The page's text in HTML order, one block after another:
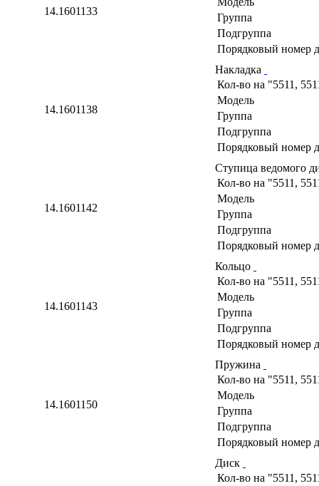
14.1601133
Группа
Подгруппа
Порядковый номер
14.1601138
Накладка
Кол-во на "5511,
Модель
Группа
Подгруппа
Порядковый номер
14.1601142
Ступица ведомого
Кол-во на "5511,
Модель
Группа
Подгруппа
Порядковый номер
14.1601143
Кольцо
Кол-во на "5511,
Модель
Группа
Подгруппа
Порядковый номер
14.1601150
Пружина
Кол-во на "5511,
Модель
Группа
Подгруппа
Порядковый номер
Диск
Кол-во на "5511,